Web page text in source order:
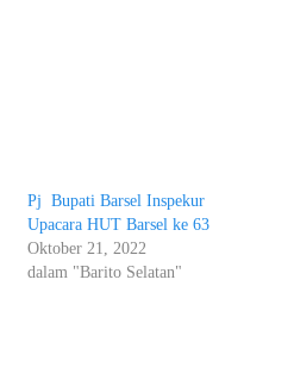
Pj Bupati Barsel Inspekur
Upacara HUT Barsel ke 63
Oktober 21, 2022
dalam "Barito Selatan"